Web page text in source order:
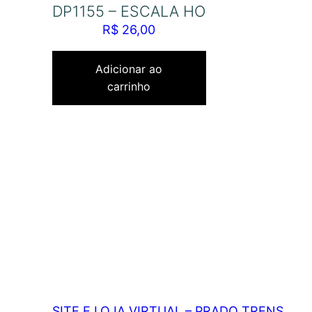
DP1155 – ESCALA HO
R$ 26,00
Adicionar ao
carrinho